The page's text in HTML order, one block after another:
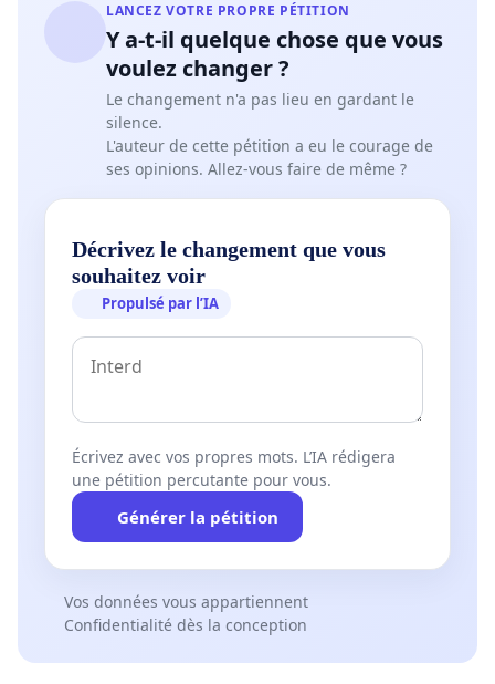
LANCEZ VOTRE PROPRE PÉTITION
Y a-t-il quelque chose que vous
voulez changer ?
Le changement n'a pas lieu en gardant le
silence.
L'auteur de cette pétition a eu le courage de
ses opinions. Allez-vous faire de même ?
Décrivez le changement que vous
souhaitez voir
Propulsé par l’IA
Écrivez avec vos propres mots. L’IA rédigera
une pétition percutante pour vous.
Générer la pétition
Vos données vous appartiennent
Confidentialité dès la conception